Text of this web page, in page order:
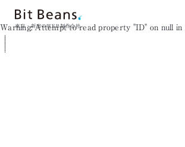
東京・新宿のWEB制作会社
Warning: Attempt to read property "ID" on null in